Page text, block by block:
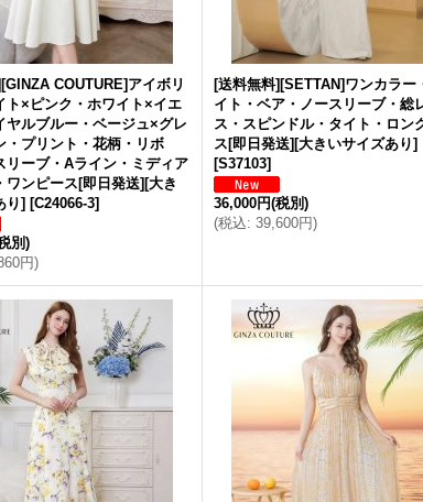
COUTURE]アイボリ
ト×ピンク・ホワイト×イエ
ヤルブルー・ベージュ×グレ
・プリント・花柄・リボ
リーブ・Aライン・ミディア
ワンピース[即日発送][大き
り] [C24066-3]
別)
円)
[送料無料][SETTAN]ワンカラー
イト・ベア・ノースリーブ・総
ス・スピンドル・タイト・ロン
ス[即日発送][大きいサイズあり]
[S37103]
36,000円(税別)
(税込: 39,600円)